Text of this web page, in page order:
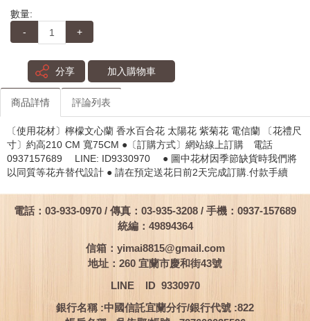
數量:
-
+
分享 加入購物車
商品詳情 評論列表
〔使用花材〕檸檬文心蘭 香水百合花 太陽花 紫菊花 電信蘭 〔花禮尺
寸〕約高210 CM 寬75CM ●〔訂購方式〕網站線上訂購 電話
0937157689 LINE: ID9330970 ● 圖中花材因季節缺貨時我們將
以同質等花卉替代設計 ● 請在預定送花日前2天完成訂購.付款手續
電話：03-933-0970 / 傳真：03-935-3208 / 手機：0937-157689
統編：49894364
信箱： yimai8815@gmail.com
地址：260 宜蘭市慶和街43號
LINE ID 9330970
銀行名稱 :中國信託宜蘭分行/銀行代號 :822